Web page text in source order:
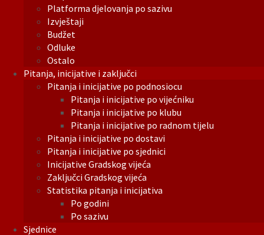
Platforma djelovanja po sazivu
Izvještaji
Budžet
Odluke
Ostalo
Pitanja, inicijative i zaključci
Pitanja i inicijative po podnosiocu
Pitanja i inicijative po vijećniku
Pitanja i inicijative po klubu
Pitanja i inicijative po radnom tijelu
Pitanja i inicijative po dostavi
Pitanja i inicijative po sjednici
Inicijative Gradskog vijeća
Zaključci Gradskog vijeća
Statistika pitanja i inicijativa
Po godini
Po sazivu
Sjednice